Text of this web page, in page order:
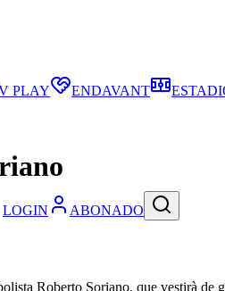
LOGIN ABONADO
PLAY ENDAVANT
Roberto Soriano, que vestirà